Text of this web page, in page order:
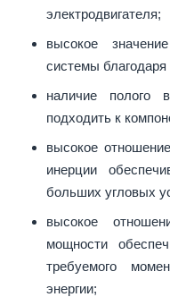
электродвигателя;
высокое
системы благодаря
наличие полого
подходить к
высокое
инерции
больших угловых
высокое
мощности
требуемого
энергии;